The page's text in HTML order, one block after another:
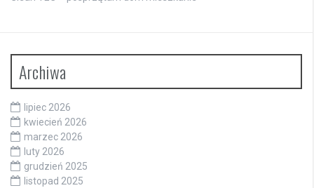
Archiwa
lipiec 2026
kwiecień 2026
marzec 2026
luty 2026
grudzień 2025
listopad 2025